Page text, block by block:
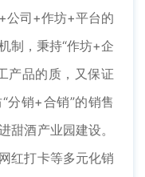
公司+作坊+平台的
制，秉持“作坊+企
产品的质，又保证
分销+合销”的销售
甜酒产业园建设。
红打卡等多元化销